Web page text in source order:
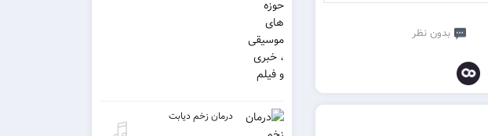
بدون نظر
درمان زخم دیابت